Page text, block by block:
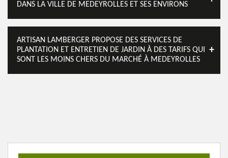
DANS LA VILLE DE MEDEYROLLES ET SES ENVIRONS
ARTISAN LAMBERGER PROPOSE DES SERVICES DE
PLANTATION ET ENTRETIEN DE JARDIN À DES TARIFS QUI
SONT LES MOINS CHERS DU MARCHÉ À MEDEYROLLES